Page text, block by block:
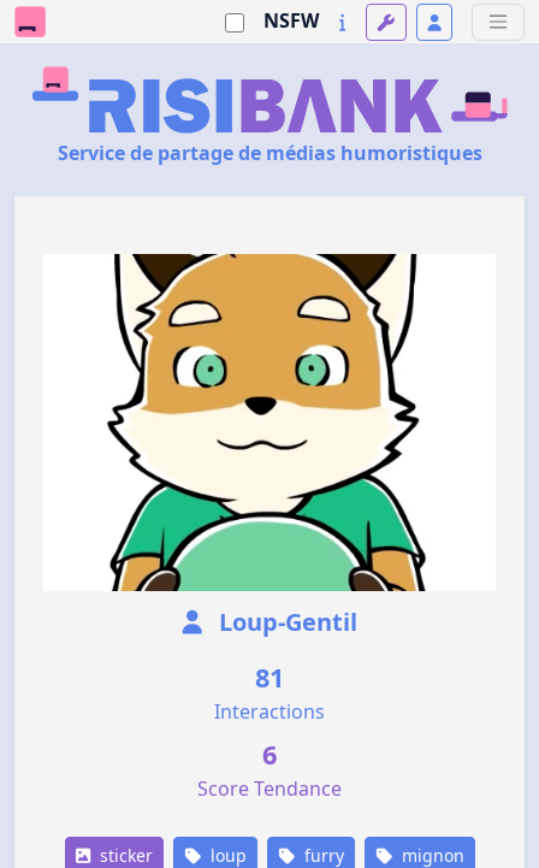
NSFW
Service de partage de médias humoristiques
Loup-Gentil
81
Interactions
6
Score Tendance
sticker loup furry mignon